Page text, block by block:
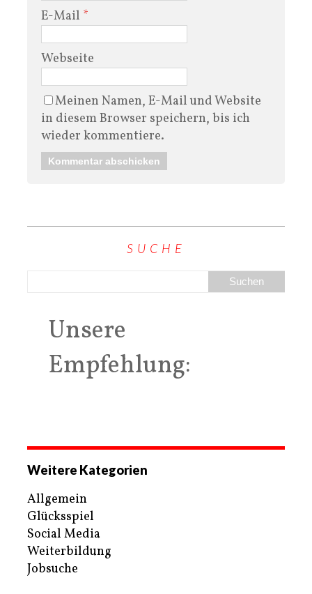
E-Mail *
Webseite
Meinen Namen, E-Mail und Website
in diesem Browser speichern, bis ich
wieder kommentiere.
SUCHE
Unsere
Empfehlung:
Weitere Kategorien
Allgemein
Glücksspiel
Social Media
Weiterbildung
Jobsuche